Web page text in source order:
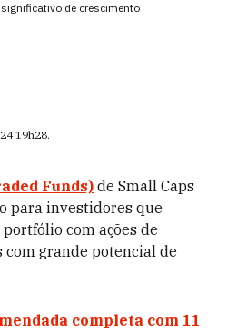
de crescimento
19h28.
Funds) de Small Caps
para investidores que
com ações de
com grande potencial de
completa com 11